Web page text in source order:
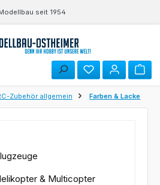
seit 1954
Du hast 0
Zubehör allgemein Farben & Lacke
& Multicopter